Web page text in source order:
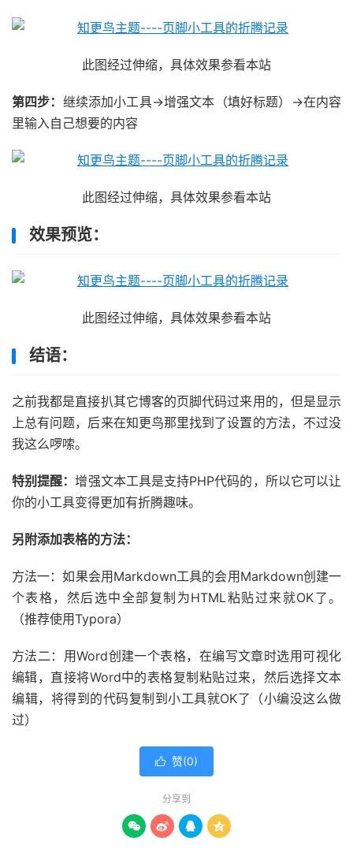
此图经过伸缩，具体效果参看本站
第四步： 继续添加小工具→增强文本（填好标题）→在内容
里输入自己想要的内容
此图经过伸缩，具体效果参看本站
效果预览：
此图经过伸缩，具体效果参看本站
结语：
之前我都是直接扒其它博客的页脚代码过来用的，但是显示
上总有问题，后来在知更鸟那里找到了设置的方法，不过没
我这么啰嗦。
特别提醒：增强文本工具是支持PHP代码的，所以它可以让
你的小工具变得更加有折腾趣味。
另附添加表格的方法：
方法一：如果会用Markdown工具的会用Markdown创建一
个表格，然后选中全部复制为HTML粘贴过来就OK了。
（推荐使用Typora）
方法二：用Word创建一个表格，在编写文章时选用可视化
编辑，直接将Word中的表格复制粘贴过来，然后选择文本
编辑，将得到的代码复制到小工具就OK了（小编没这么做
过）
 赞(0)
分享到
   